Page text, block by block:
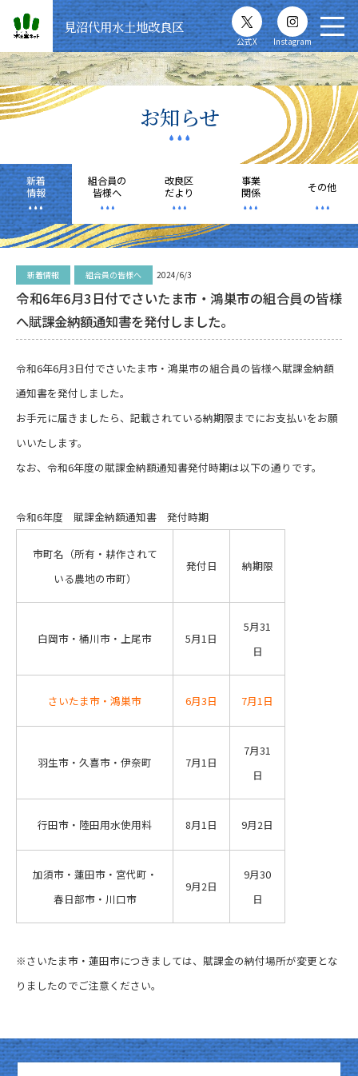
ホーム
見沼代用水
お知らせ
組合員の皆様へ
見沼代用水を知る
各種申請様式
お問い合わせ
見沼代用水土地改良区
公式X Instagram
お知らせ
新着
情報
組合員の
皆様へ
改良区
だより
事業
関係
その他
新着情報 組合員の皆様へ 2024/6/3
令和6年6月3日付でさいたま市・鴻巣市の組合員の皆様
へ賦課金納額通知書を発付しました。
令和6年6月3日付でさいたま市・鴻巣市の組合員の皆様へ賦課金納額
通知書を発付しました。
お手元に届きましたら、記載されている納期限までにお支払いをお願
いいたします。
なお、令和6年度の賦課金納額通知書発付時期は以下の通りです。
令和6年度 賦課金納額通知書 発付時期
市町名（所有・耕作されて
いる農地の市町）
発付日 納期限
白岡市・桶川市・上尾市 5月1日
5月31
日
さいたま市・鴻巣市 6月3日 7月1日
羽生市・久喜市・伊奈町 7月1日
7月31
日
行田市・陸田用水使用料 8月1日 9月2日
加須市・蓮田市・宮代町・
春日部市・川口市
9月2日
9月30
日
※さいたま市・蓮田市につきましては、賦課金の納付場所が変更とな
りましたのでご注意ください。